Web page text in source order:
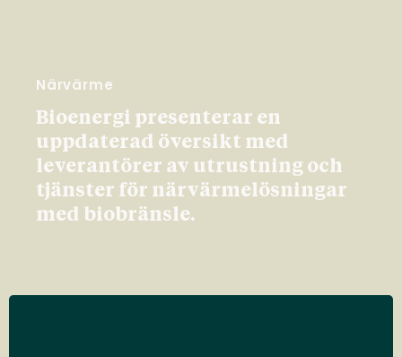
Närvärme
Bioenergi presenterar en
uppdaterad översikt med
leverantörer av utrustning och
tjänster för närvärmelösningar
med biobränsle.